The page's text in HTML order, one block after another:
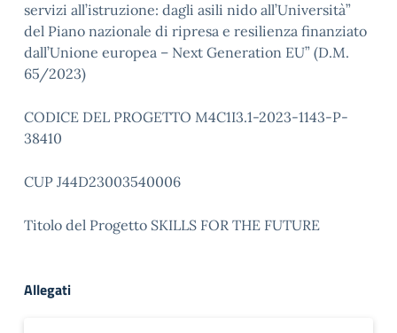
servizi all’istruzione: dagli asili nido all’Università”
del Piano nazionale di ripresa e resilienza finanziato
dall’Unione europea – Next Generation EU” (D.M.
65/2023)
CODICE DEL PROGETTO M4C1I3.1-2023-1143-P-
38410
CUP J44D23003540006
Titolo del Progetto SKILLS FOR THE FUTURE
Allegati